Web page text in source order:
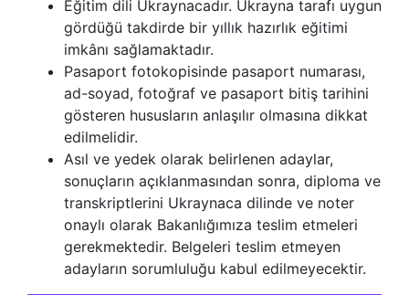
Eğitim dili Ukraynacadır. Ukrayna tarafı uygun
gördüğü takdirde bir yıllık hazırlık eğitimi
imkânı sağlamaktadır.
Pasaport fotokopisinde pasaport numarası,
ad-soyad, fotoğraf ve pasaport bitiş tarihini
gösteren hususların anlaşılır olmasına dikkat
edilmelidir.
Asıl ve yedek olarak belirlenen adaylar,
sonuçların açıklanmasından sonra, diploma ve
transkriptlerini Ukraynaca dilinde ve noter
onaylı olarak Bakanlığımıza teslim etmeleri
gerekmektedir. Belgeleri teslim etmeyen
adayların sorumluluğu kabul edilmeyecektir.